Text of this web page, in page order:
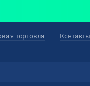
торговля Контакты